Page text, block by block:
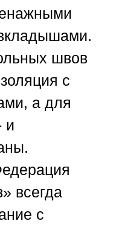
швов
с
а для
и
всегда
с